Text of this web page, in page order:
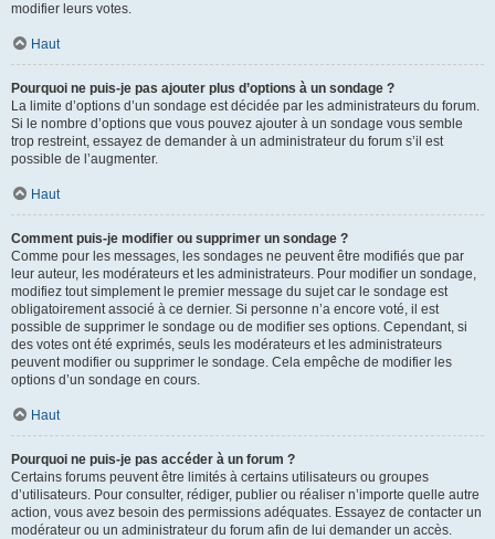
modifier leurs votes.
Haut
Pourquoi ne puis-je pas ajouter plus d’options à un sondage ?
La limite d’options d’un sondage est décidée par les administrateurs du forum.
Si le nombre d’options que vous pouvez ajouter à un sondage vous semble
trop restreint, essayez de demander à un administrateur du forum s’il est
possible de l’augmenter.
Haut
Comment puis-je modifier ou supprimer un sondage ?
Comme pour les messages, les sondages ne peuvent être modifiés que par
leur auteur, les modérateurs et les administrateurs. Pour modifier un sondage,
modifiez tout simplement le premier message du sujet car le sondage est
obligatoirement associé à ce dernier. Si personne n’a encore voté, il est
possible de supprimer le sondage ou de modifier ses options. Cependant, si
des votes ont été exprimés, seuls les modérateurs et les administrateurs
peuvent modifier ou supprimer le sondage. Cela empêche de modifier les
options d’un sondage en cours.
Haut
Pourquoi ne puis-je pas accéder à un forum ?
Certains forums peuvent être limités à certains utilisateurs ou groupes
d’utilisateurs. Pour consulter, rédiger, publier ou réaliser n’importe quelle autre
action, vous avez besoin des permissions adéquates. Essayez de contacter un
modérateur ou un administrateur du forum afin de lui demander un accès.